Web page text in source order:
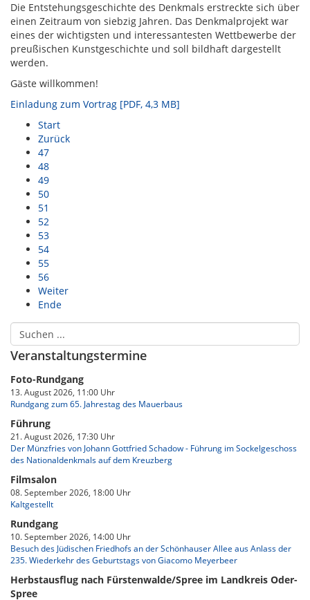
Die Entstehungsgeschichte des Denkmals erstreckte sich über
einen Zeitraum von siebzig Jahren. Das Denkmalprojekt war
eines der wichtigsten und interessantesten Wettbewerbe der
preußischen Kunstgeschichte und soll bildhaft dargestellt
werden.
Gäste willkommen!
Einladung zum Vortrag [PDF, 4,3 MB]
Start
Zurück
47
48
49
50
51
52
53
54
55
56
Weiter
Ende
Veranstaltungstermine
Foto-Rundgang
13. August 2026, 11:00 Uhr
Rundgang zum 65. Jahrestag des Mauerbaus
Führung
21. August 2026, 17:30 Uhr
Der Münzfries von Johann Gottfried Schadow - Führung im Sockelgeschoss
des Nationaldenkmals auf dem Kreuzberg
Filmsalon
08. September 2026, 18:00 Uhr
Kaltgestellt
Rundgang
10. September 2026, 14:00 Uhr
Besuch des Jüdischen Friedhofs an der Schönhauser Allee aus Anlass der
235. Wiederkehr des Geburtstags von Giacomo Meyerbeer
Herbstausflug nach Fürstenwalde/Spree im Landkreis Oder-
Spree